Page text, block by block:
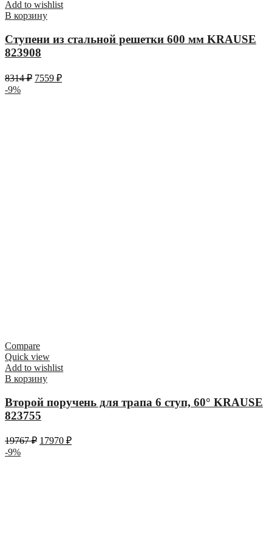
Add to wishlist
В корзину
Ступени из стальной решетки 600 мм KRAUSE
823908
8314₽ 7559 ₽
-9%
Compare
Quick view
Add to wishlist
В корзину
Второй поручень для трапа 6 ступ, 60° KRAUSE
823755
19767₽ 17970 ₽
-9%